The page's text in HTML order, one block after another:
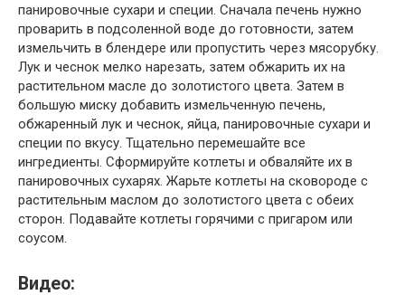
панировочные сухари и специи. Сначала печень нужно
проварить в подсоленной воде до готовности, затем
измельчить в блендере или пропустить через мясорубку.
Лук и чеснок мелко нарезать, затем обжарить их на
растительном масле до золотистого цвета. Затем в
большую миску добавить измельченную печень,
обжаренный лук и чеснок, яйца, панировочные сухари и
специи по вкусу. Тщательно перемешайте все
ингредиенты. Сформируйте котлеты и обваляйте их в
панировочных сухарях. Жарьте котлеты на сковороде с
растительным маслом до золотистого цвета с обеих
сторон. Подавайте котлеты горячими с пригаром или
соусом.
Видео: